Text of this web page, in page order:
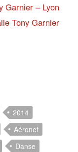
Garnier – Lyon
Tony Garnier
2014
Aéronef
Danse